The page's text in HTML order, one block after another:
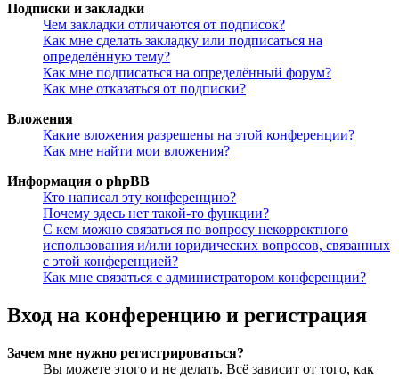
Подписки и закладки
Чем закладки отличаются от подписок?
Как мне сделать закладку или подписаться на
определённую тему?
Как мне подписаться на определённый форум?
Как мне отказаться от подписки?
Вложения
Какие вложения разрешены на этой конференции?
Как мне найти мои вложения?
Информация о phpBB
Кто написал эту конференцию?
Почему здесь нет такой-то функции?
С кем можно связаться по вопросу некорректного
использования и/или юридических вопросов, связанных
с этой конференцией?
Как мне связаться с администратором конференции?
Вход на конференцию и регистрация
Зачем мне нужно регистрироваться?
Вы можете этого и не делать. Всё зависит от того, как